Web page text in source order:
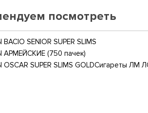
посмотреть
SENIOR SUPER SLIMS
АРМЕЙСКИЕ (750 пачек)
SUPER SLIMS GOLDСигареты ЛМ